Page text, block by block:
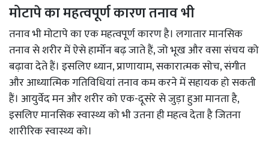
मोटापे का महत्वपूर्ण कारण तनाव भी
तनाव भी मोटापे का एक महत्वपूर्ण कारण है। लगातार मानसिक
तनाव से शरीर में ऐसे हार्मोन बढ़ जाते हैं, जो भूख और वसा संचय को
बढ़ावा देते हैं। इसलिए ध्यान, प्राणायाम, सकारात्मक सोच, संगीत
और आध्यात्मिक गतिविधियां तनाव कम करने में सहायक हो सकती
हैं। आयुर्वेद मन और शरीर को एक-दूसरे से जुड़ा हुआ मानता है,
इसलिए मानसिक स्वास्थ्य को भी उतना ही महत्व देता है जितना
शारीरिक स्वास्थ्य को।